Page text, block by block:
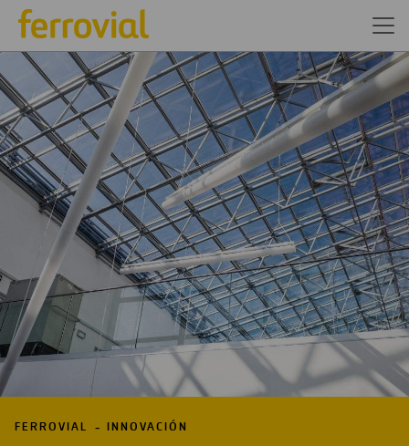
FERROVIAL INNOVACIÓN